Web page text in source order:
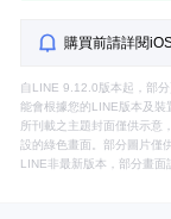
購買前請詳閱
自LINE 9.12.0版本起，部
能會根據您的LINE版本及
所刊載之主題封面僅供示意
設的綠色畫面。部分圖片僅
LINE非最新版本，部分畫面